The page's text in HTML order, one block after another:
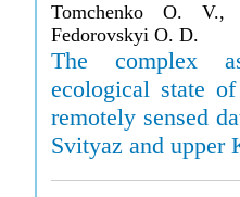
Tomchenko O. V.,
Fedorovskyi O. D.
The complex
ecological state
remotely sensed
Svityaz and upper